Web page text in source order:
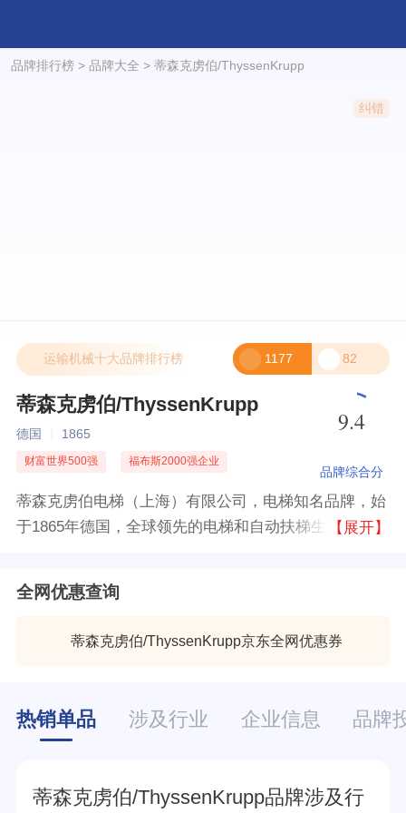
品牌排行榜> 品牌大全 > 蒂森克虏伯/ThyssenKrupp
纠错
运输机械十大品牌排行榜 1177 82
蒂森克虏伯/ThyssenKrupp
德国 1865
财富世界500强 福布斯2000强企业
9.4
品牌综合分
蒂森克虏伯电梯（上海）有限公司，电梯知名品牌，始
于1865年德国，全球领先的电梯和自动扶梯生产商，德
【展开】
全网优惠查询
蒂森克虏伯/ThyssenKrupp京东全网优惠券
热销单品 涉及行业 企业信息 品牌
蒂森克虏伯/ThyssenKrupp品牌涉及行